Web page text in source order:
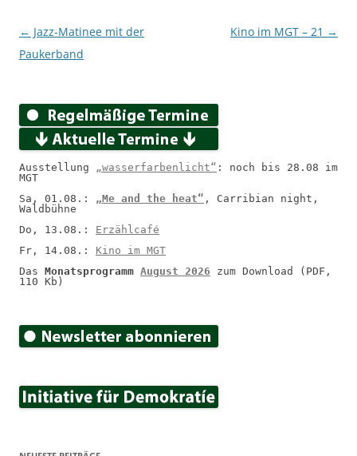
Beitragsnavigation
← Jazz-Matinee mit der
Paukerband
Kino im MGT – 21 →
Ausstellung „wasserfarbenlicht“ : noch bis 28.08 im
MGT
Sa, 01.08.: „Me and the heat“ , Carribian night,
Waldbühne
Do, 13.08.: Erzählcafé
Fr, 14.08.: Kino im MGT
Das Monatsprogramm August 2026 zum Download (PDF,
110 Kb)